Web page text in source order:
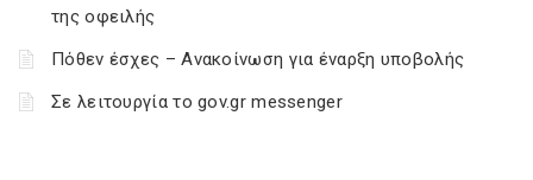
της οφειλής
Πόθεν έσχες – Ανακοίνωση για έναρξη υποβολής
Σε λειτουργία το gov.gr messenger